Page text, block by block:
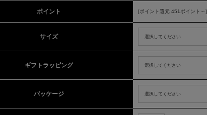
ポイント [ポイント還元 451ポイント～]
サイズ
ギフトラッピング
パッケージ